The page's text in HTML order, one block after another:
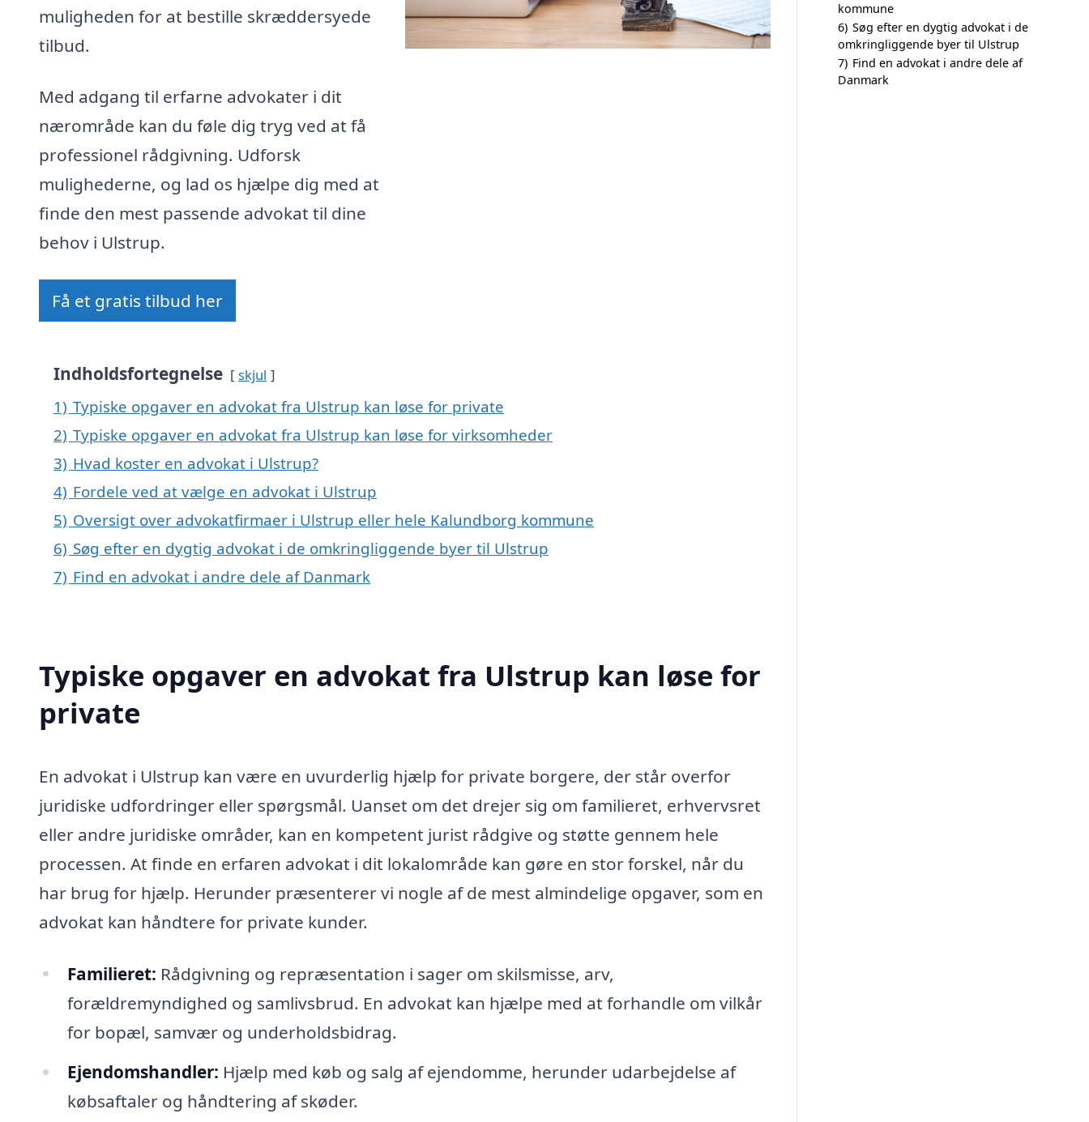
muligheden for at bestille skræddersyede
tilbud.
Med adgang til erfarne advokater i dit
nærområde kan du føle dig tryg ved at få
professionel rådgivning. Udforsk
mulighederne, og lad os hjælpe dig med at
finde den mest passende advokat til dine
behov i Ulstrup.
Få et gratis tilbud her
Indholdsfortegnelse skjul
1) Typiske opgaver en advokat fra Ulstrup kan løse for private
2) Typiske opgaver en advokat fra Ulstrup kan løse for virksomheder
3) Hvad koster en advokat i Ulstrup?
4) Fordele ved at vælge en advokat i Ulstrup
5) Oversigt over advokatfirmaer i Ulstrup eller hele Kalundborg kommune
6) Søg efter en dygtig advokat i de omkringliggende byer til Ulstrup
7) Find en advokat i andre dele af Danmark
Typiske opgaver en advokat fra Ulstrup kan løse for
private
En advokat i Ulstrup kan være en uvurderlig hjælp for private borgere, der står overfor
juridiske udfordringer eller spørgsmål. Uanset om det drejer sig om familieret, erhvervsret
eller andre juridiske områder, kan en kompetent jurist rådgive og støtte gennem hele
processen. At finde en erfaren advokat i dit lokalområde kan gøre en stor forskel, når du
har brug for hjælp. Herunder præsenterer vi nogle af de mest almindelige opgaver, som en
advokat kan håndtere for private kunder.
Familieret: Rådgivning og repræsentation i sager om skilsmisse, arv,
forældremyndighed og samlivsbrud. En advokat kan hjælpe med at forhandle om vilkår
for bopæl, samvær og underholdsbidrag.
Ejendomshandler: Hjælp med køb og salg af ejendomme, herunder udarbejdelse af
købsaftaler og håndtering af skøder.
kommune
6) Søg efter en dygtig advokat i de
omkringliggende byer til Ulstrup
7) Find en advokat i andre dele af
Danmark